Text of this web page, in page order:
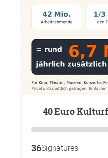
40 Euro
36Signatures